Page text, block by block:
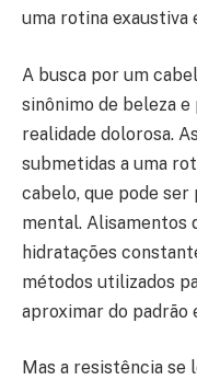
uma rotina exaustiva
A busca por um
sinônimo de beleza
realidade dolorosa.
submetidas a uma
cabelo, que pode ser
mental. Alisamentos
hidratações
métodos utilizados
aproximar do padrão
Mas a resistência se